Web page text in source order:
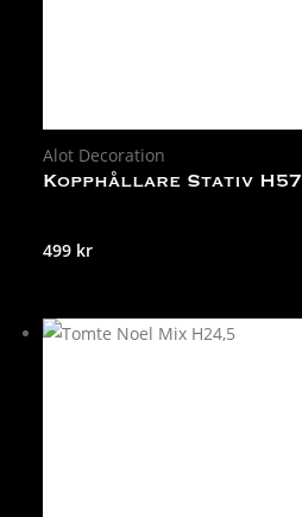
Alot Decoration
Kopphållare Stativ H57
499 kr